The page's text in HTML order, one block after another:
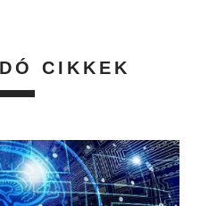
CIKKEK